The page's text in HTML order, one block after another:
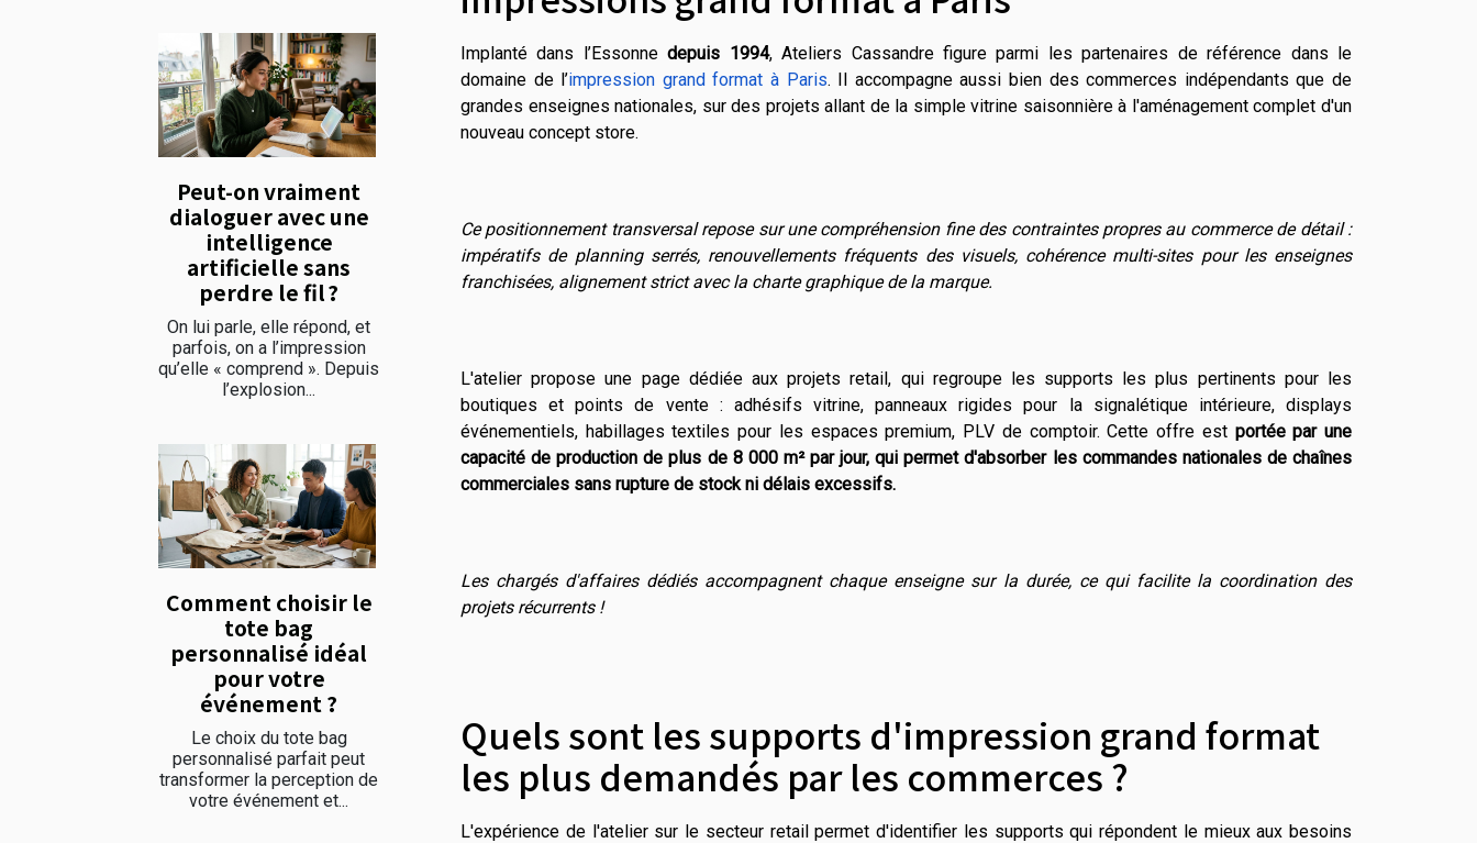
Peut-on vraiment
dialoguer avec une
intelligence
artificielle sans
perdre le fil ?
On lui parle, elle répond, et
parfois, on a l’impression
qu’elle « comprend ». Depuis
l’explosion...
Comment choisir le
tote bag
personnalisé idéal
pour votre
événement ?
Le choix du tote bag
personnalisé parfait peut
transformer la perception de
votre événement et...
Implanté dans l’Essonnedepuis 1994, Ateliers Cassandre figure parmi les partenaires de référence dans le
domaine de l’impression grand format à Paris. Il accompagne aussi bien des commerces indépendants que de
grandes enseignes nationales, sur des projets allant de la simple vitrine saisonnière à l'aménagement complet d'un
nouveau concept store.
Ce positionnement transversal repose sur une compréhension fine des contraintes propres au commerce de détail :
impératifs de planning serrés, renouvellements fréquents des visuels, cohérence multi-sites pour les enseignes
franchisées, alignement strict avec la charte graphique de la marque.
L'atelier propose une page dédiée aux projets retail, qui regroupe les supports les plus pertinents pour les
boutiques et points de vente : adhésifs vitrine, panneaux rigides pour la signalétique intérieure, displays
événementiels, habillages textiles pour les espaces premium, PLV de comptoir. Cette offre est portée par une
capacité de production de plus de 8 000 m² par jour, qui permet d'absorber les commandes nationales de chaînes
commerciales sans rupture de stock ni délais excessifs.
Les chargés d'affaires dédiés accompagnent chaque enseigne sur la durée, ce qui facilite la coordination des
projets récurrents !
Quels sont les supports d'impression grand format
les plus demandés par les commerces ?
L'expérience de l'atelier sur le secteur retail permet d'identifier les supports qui répondent le mieux aux besoins